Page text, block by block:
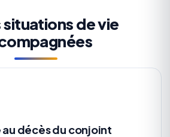
de vie
au décès du conjoint